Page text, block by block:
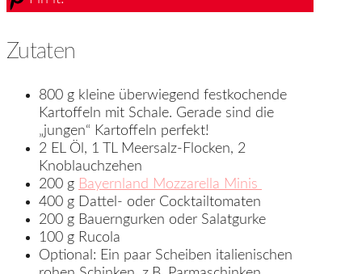
Zutaten
800 g kleine überwiegend festkochende
Kartoffeln mit Schale. Gerade sind die
„jungen“ Kartoffeln perfekt!
2 EL Öl, 1 TL Meersalz-Flocken, 2
Knoblauchzehen
200 g Bayernland Mozzarella Minis
400 g Dattel- oder Cocktailtomaten
200 g Bauerngurken oder Salatgurke
100 g Rucola
Optional: Ein paar Scheiben italienischen